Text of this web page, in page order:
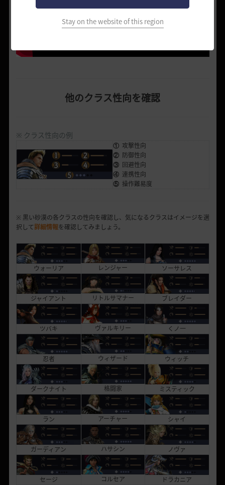
Stay on the website of this region
他のクラス性向を確認
※ クラス性向の例
① 攻撃性向
②防御性向
③回避性向
④連携性向
⑤操作難易度
※ 黒い砂漠の各クラスの性向を確認し、気になるクラスはイメージを選
択して詳細情報を確認してみましょう。
ウォーリア レンジャー ソーサレス
ジャイアント リトルサマナー ブレイダー
ツバキ ヴァルキリー くノ一
忍者 ウィザード ウィッチ
ダークナイト 格闘家 ミスティック
ラン アーチャー シャイ
ガーディアン ハサシン ノヴァ
セージ コルセア ドラカニア